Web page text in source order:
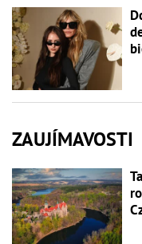
ZAUJÍMAVOSTI